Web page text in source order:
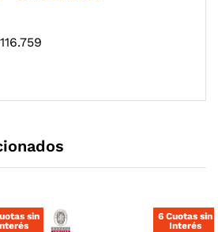
116.759
sin
6 Cuotas sin
Interés